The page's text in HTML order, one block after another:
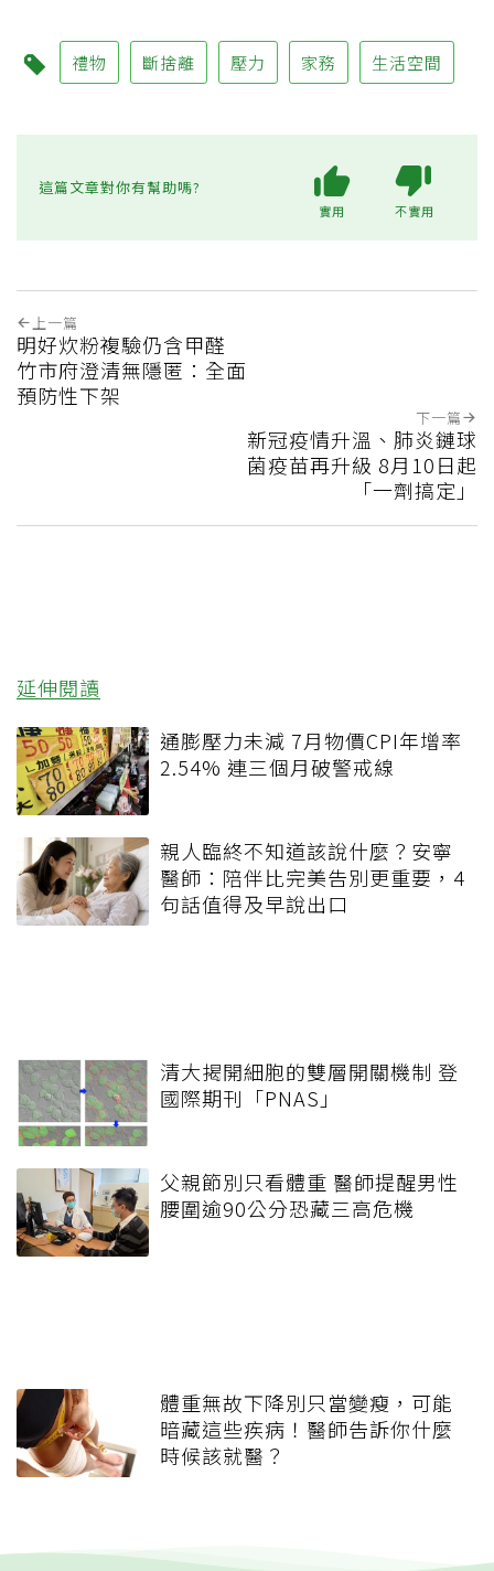
禮物 斷捨離 壓力 家務 生活空間
這篇文章對你有幫助嗎?
實用 不實用
上一篇
明好炊粉複驗仍含甲醛
竹市府澄清無隱匿：全面
預防性下架
下一篇
新冠疫情升溫、肺炎鏈球
菌疫苗再升級 8月10日起
「一劑搞定」
延伸閱讀
通膨壓力未減 7月物價CPI年增率
2.54% 連三個月破警戒線
親人臨終不知道該說什麼？安寧
醫師：陪伴比完美告別更重要，4
句話值得及早說出口
清大揭開細胞的雙層開關機制 登
國際期刊「PNAS」
父親節別只看體重 醫師提醒男性
腰圍逾90公分恐藏三高危機
體重無故下降別只當變瘦，可能
暗藏這些疾病！醫師告訴你什麼
時候該就醫？